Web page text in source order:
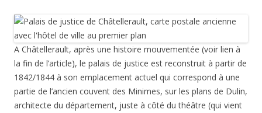
A Châtellerault, après une histoire mouvementée (voir lien à
la fin de l’article), le palais de justice est reconstruit à partir de
1842/1844 à son emplacement actuel qui correspond à une
partie de l’ancien couvent des Minimes, sur les plans de Dulin,
architecte du département, juste à côté du théâtre (qui vient